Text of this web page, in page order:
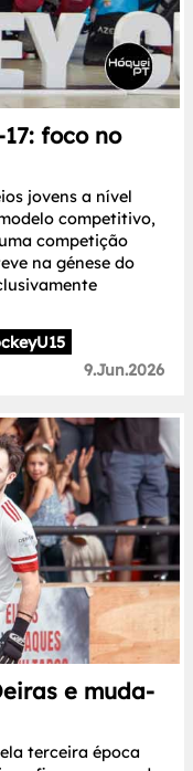
foco no
jovens a nível
competitivo,
competição
na génese do
9.Jun.2026
e muda-
terceira época